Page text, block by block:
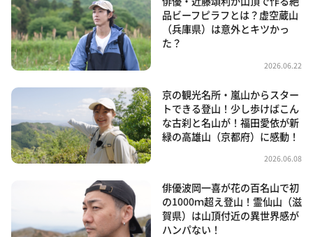
品ビーフピラフとは？虚空蔵山
（兵庫県）は意外とキツかっ
た？
2026.06.22
京の観光名所・嵐山からスター
トできる登山！少し歩けばこん
な古刹と名山が！福田愛依が新
緑の高雄山（京都府）に感動！
2026.06.08
俳優波岡一喜が花の百名山で初
の1000ｍ超え登山！霊仙山（滋
賀県）は山頂付近の異世界感が
ハンパない！